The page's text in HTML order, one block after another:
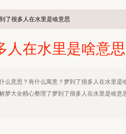
了很多人在水里是啥意思
人在水里是啥意思
么意思？有什么寓意？梦到了很多人在水里是
梦大全精心整理了梦到了很多人在水里是啥意